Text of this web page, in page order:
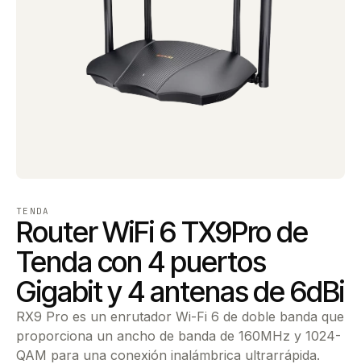
TENDA
Router WiFi 6 TX9Pro de
Tenda con 4 puertos
Gigabit y 4 antenas de 6dBi
RX9 Pro es un enrutador Wi-Fi 6 de doble banda que
proporciona un ancho de banda de 160MHz y 1024-
QAM para una conexión inalámbrica ultrarrápida.